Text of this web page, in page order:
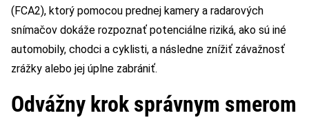
(FCA2), ktorý pomocou prednej kamery a radarových
snímačov dokáže rozpoznať potenciálne riziká, ako sú iné
automobily, chodci a cyklisti, a následne znížiť závažnosť
zrážky alebo jej úplne zabrániť.
Odvážny krok správnym smerom